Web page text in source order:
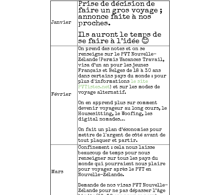
Janvier
Prise de décision de
faire un gros voyage ;
annonce faite à nos
proches.
Ils auront le temps de
se faire à l’idée 😊
Février
On prend des notes et on se
renseigne sur le PVT Nouvelle-
Zélande (Permis Vacances Travail,
visa d’un an pour les jeunes
Français et Belges de 18 à 30 ans
dans certains pays du monde : pour
plus d'informations le site
PVTistes.net) et sur les modes de
voyage alternatif.
On en apprend plus sur comment
devenir voyageur au long cours, le
Housesitting, le Woofing, les
digital nomades…
On fait un plan d’économies pour
mettre de l'argent de côté avant de
tout plaquer et partir.
Mars
Confinement : cela nous laisse
beaucoup de temps pour nous
renseigner sur tous les pays du
monde qui pourraient nous plaire
pour voyager après le PVT en
Nouvelle-Zélande.
Demande de nos visas PVT Nouvelle-
Zélande pour ne pas dépasser l’âge